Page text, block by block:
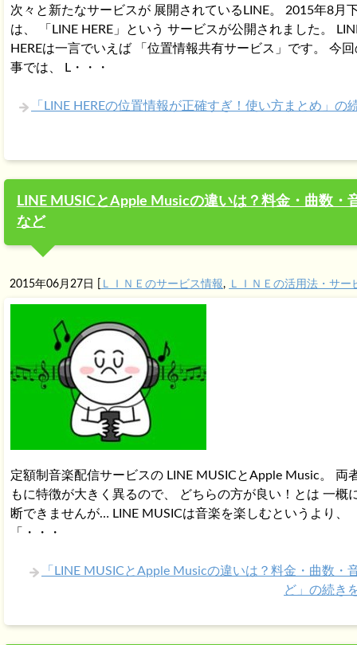
次々と新たなサービスが 展開されているLINE。 2015年8月
は、 「LINE HERE」という サービスが公開されました。
HEREは一言でいえば 「位置情報共有サービス」です。 今
事では、 L・・・
「LINE HEREの位置情報が正確すぎ！使い方まとめ」の
LINE MUSICとApple Musicの違いは？料金・曲数・
など
2015年06月27日 ＬＩＮＥのサービス情報, ＬＩＮＥの活用法・サー
定額制音楽配信サービスの LINE MUSICとApple Music。 両
もに特徴が大きく異るので、 どちらの方が良い！とは 一概
断できませんが… LINE MUSICは音楽を楽しむというより、
「・・・
「LINE MUSICとApple Musicの違いは？料金・曲数・
ど」の続き